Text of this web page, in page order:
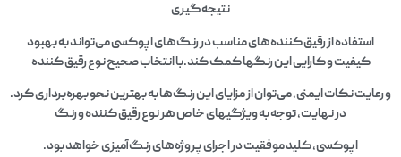
نتیجه‌گیری
استفاده از رقیق کننده‌های مناسب در رنگ‌های اپوکسی می‌تواند به بهبود
کیفیت و کارایی این رنگها کمک کند.با انتخاب صحیح نوع رقیق کننده
و رعایت نکات ایمنی، می‌توان از مزایای این رنگ‌ها به بهترین نحو بهره‌برداری کرد.
در نهایت، توجه به ویژگیهای خاص هر نوع رقیق کننده و رنگ
اپوکسی، کلید موفقیت در اجرای پروژه‌های رنگ‌آمیزی خواهد بود.